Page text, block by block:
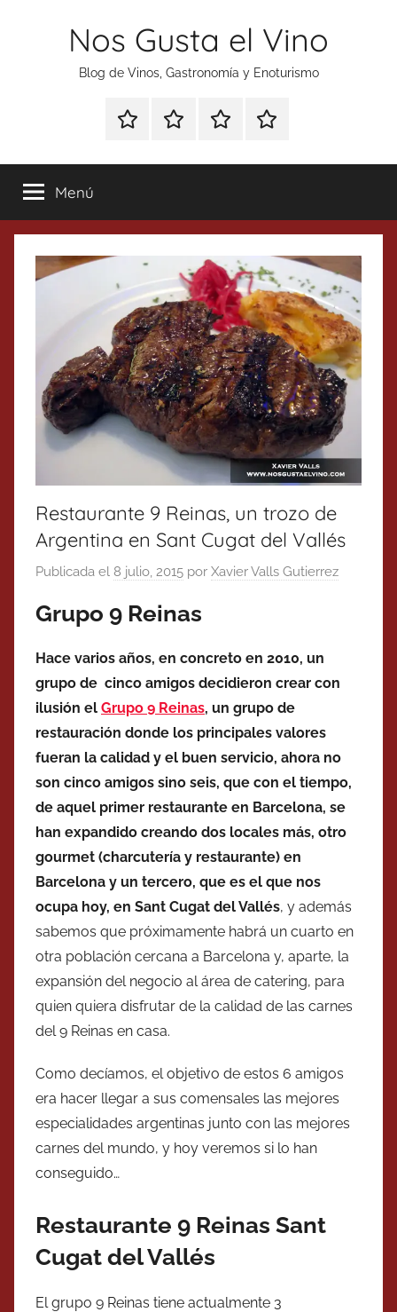
Nos Gusta el Vino
Blog de Vinos, Gastronomía y Enoturismo
Especial
Tonics
Enoturismo
Gastronomía
RankingContacto
Menú
Restaurante 9 Reinas, un trozo de
Argentina en Sant Cugat del Vallés
Publicada el 8 julio, 2015 por Xavier Valls Gutierrez
Grupo 9 Reinas
Hace varios años, en concreto en 2010, un
grupo de cinco amigos decidieron crear con
ilusión el Grupo 9 Reinas, un grupo de
restauración donde los principales valores
fueran la calidad y el buen servicio, ahora no
son cinco amigos sino seis, que con el tiempo,
de aquel primer restaurante en Barcelona, se
han expandido creando dos locales más, otro
gourmet (charcutería y restaurante) en
Barcelona y un tercero, que es el que nos
ocupa hoy, en Sant Cugat del Vallés, y además
sabemos que próximamente habrá un cuarto en
otra población cercana a Barcelona y, aparte, la
expansión del negocio al área de catering, para
quien quiera disfrutar de la calidad de las carnes
del 9 Reinas en casa.
Como decíamos, el objetivo de estos 6 amigos
era hacer llegar a sus comensales las mejores
especialidades argentinas junto con las mejores
carnes del mundo, y hoy veremos si lo han
conseguido…
Restaurante 9 Reinas Sant
Cugat del Vallés
El grupo 9 Reinas tiene actualmente 3